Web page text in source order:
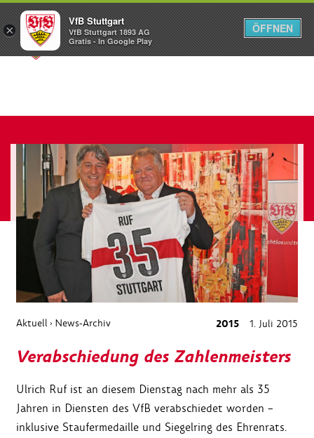
Menü
Aktuell › News-Archiv 2015 1. Juli 2015
Verabschiedung des Zahlenmeisters
Ulrich Ruf ist an diesem Dienstag nach mehr als 35
Jahren in Diensten des VfB verabschiedet worden –
inklusive Staufermedaille und Siegelring des Ehrenrats.
×
VfB Stuttgart
VfB Stuttgart 1893 AG
Gratis - In Google Play
ÖFFNEN